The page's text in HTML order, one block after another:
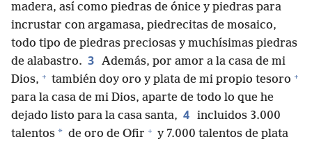
madera, así como piedras de ónice y piedras para
incrustar con argamasa, piedrecitas de mosaico,
todo tipo de piedras preciosas y muchísimas piedras
de alabastro. 3 Además, por amor a la casa de mi
Dios, + también doy oro y plata de mi propio tesoro +
para la casa de mi Dios, aparte de todo lo que he
dejado listo para la casa santa, 4 incluidos 3.000
talentos * de oro de Ofir + y 7.000 talentos de plata